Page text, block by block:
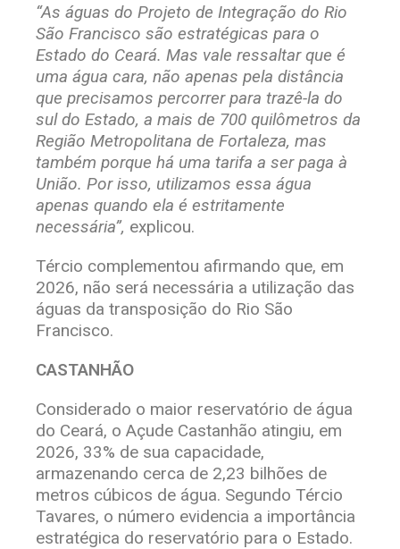
“As águas do Projeto de Integração do Rio
São Francisco são estratégicas para o
Estado do Ceará. Mas vale ressaltar que é
uma água cara, não apenas pela distância
que precisamos percorrer para trazê-la do
sul do Estado, a mais de 700 quilômetros da
Região Metropolitana de Fortaleza, mas
também porque há uma tarifa a ser paga à
União. Por isso, utilizamos essa água
apenas quando ela é estritamente
necessária”, explicou.
Tércio complementou afirmando que, em
2026, não será necessária a utilização das
águas da transposição do Rio São
Francisco.
CASTANHÃO
Considerado o maior reservatório de água
do Ceará, o Açude Castanhão atingiu, em
2026, 33% de sua capacidade,
armazenando cerca de 2,23 bilhões de
metros cúbicos de água. Segundo Tércio
Tavares, o número evidencia a importância
estratégica do reservatório para o Estado.